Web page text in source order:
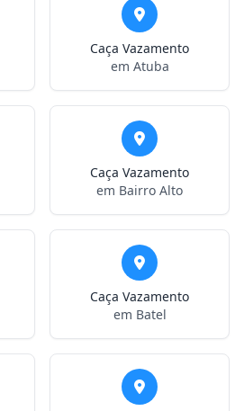
Caça Vazamento
em Atuba
Caça Vazamento
em Bairro Alto
Caça Vazamento
em Batel